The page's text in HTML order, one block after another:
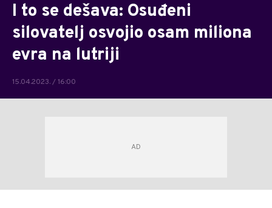
I to se dešava: Osuđeni
silovatelj osvojio osam miliona
evra na lutriji
15.04.2023. / 16:00